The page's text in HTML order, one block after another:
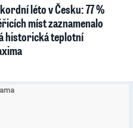
léto v Česku: 77 %
míst zaznamenalo
historická teplotní